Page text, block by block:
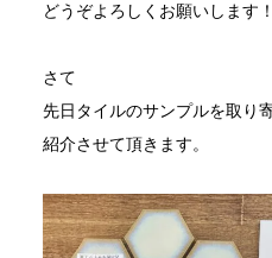
どうぞよろしくお願いします！
さて
先日タイルのサンプルを取り
紹介させて頂きます。